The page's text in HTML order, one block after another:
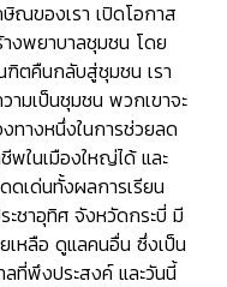
ณของเรา เปิดโอกาส
งพยาบาลชุมชน โดย
ตคืนกลับสู่ชุมชน เรา
วามเป็นชุมชน พวกเขาจะ
ทางหนึ่งในการช่วยลด
ในเมืองใหญ่ได้ และ
ดเด่นทั้งผลการเรียน
ะชาอุทิศ จังหวัดกระบี่ มี
หลือ ดูแลคนอื่น ซึ่งเป็น
พึงประสงค์ และวันนี้